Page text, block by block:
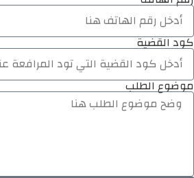
كود القضية
موضوع الطلب